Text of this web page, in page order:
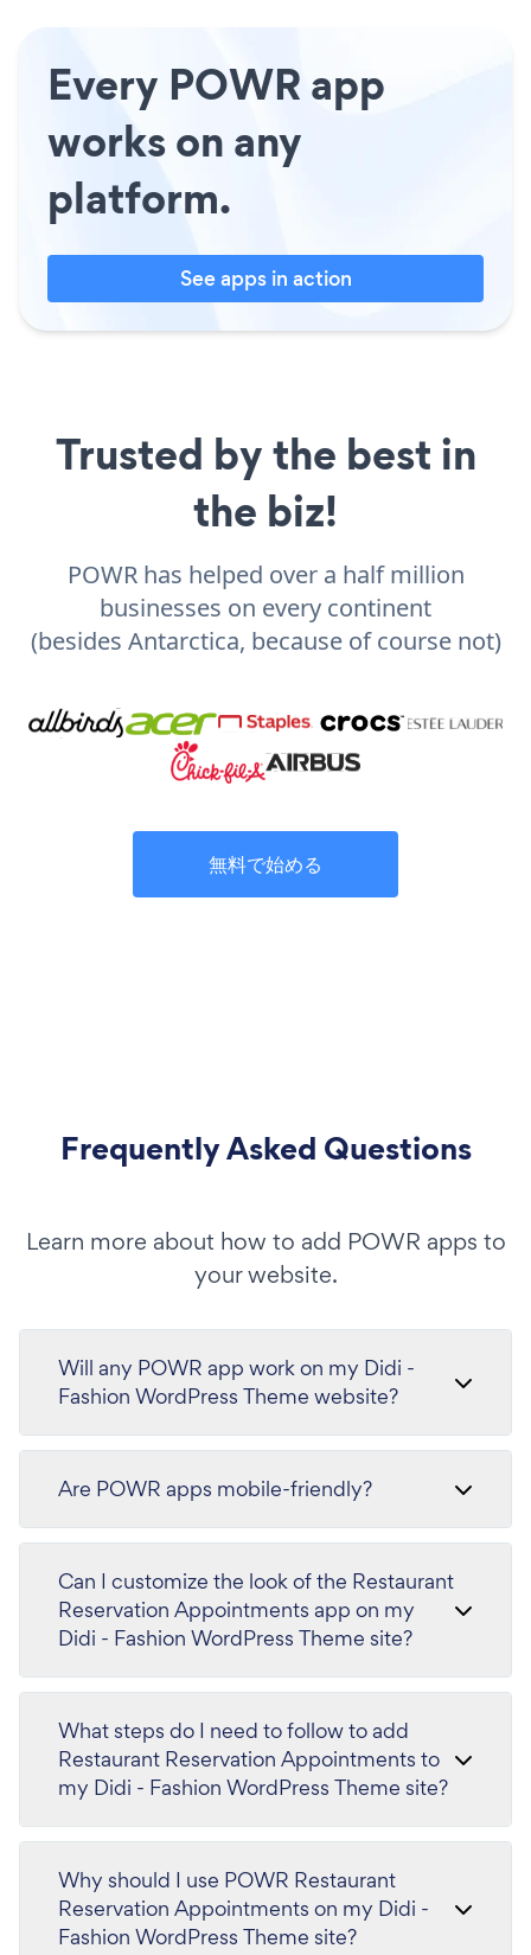
Every POWR app
works on any
platform.
See apps in action
Trusted by the best in
the biz!
POWR has helped over a half million
businesses on every continent
(besides Antarctica, because of course not)
無料で始める
Frequently Asked Questions
Learn more about how to add POWR apps to
your website.
Will any POWR app work on my Didi -
Fashion WordPress Theme website?
Are POWR apps mobile-friendly?
Can I customize the look of the Restaurant
Reservation Appointments app on my
Didi - Fashion WordPress Theme site?
What steps do I need to follow to add
Restaurant Reservation Appointments to
my Didi - Fashion WordPress Theme site?
Why should I use POWR Restaurant
Reservation Appointments on my Didi -
Fashion WordPress Theme site?